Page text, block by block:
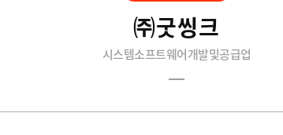
㈜굿씽크
시스템소프트웨어개발및공급업